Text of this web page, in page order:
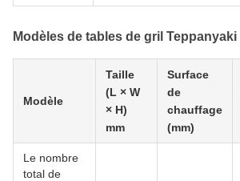
Modèles de tables de gril Teppanyaki
Modèle
Taille
(L × W
× H)
mm
Surface
de
chauffage
(mm)
Le nombre
total de